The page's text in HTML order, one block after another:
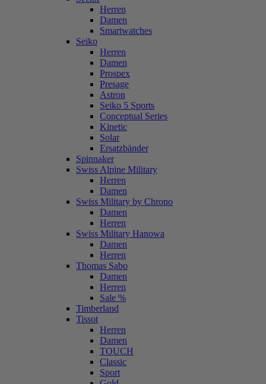
Herren
Damen
Smartwatches
Seiko
Herren
Damen
Prospex
Presage
Astron
Seiko 5 Sports
Conceptual Series
Kinetic
Solar
Ersatzbänder
Spinnaker
Swiss Alpine Military
Herren
Damen
Swiss Military by Chrono
Damen
Herren
Swiss Military Hanowa
Damen
Herren
Thomas Sabo
Damen
Herren
Sale %
Timberland
Tissot
Herren
Damen
TOUCH
Classic
Sport